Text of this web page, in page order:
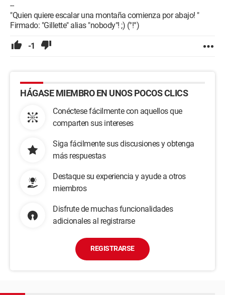
--
"Quien quiere escalar una montaña comienza por abajo! "
Firmado: "Gillette" alias "nobody"! ;) (°!°)
-1
HÁGASE MIEMBRO EN UNOS POCOS CLICS
Conéctese fácilmente con aquellos que
comparten sus intereses
Siga fácilmente sus discusiones y obtenga
más respuestas
Destaque su experiencia y ayude a otros
miembros
Disfrute de muchas funcionalidades
adicionales al registrarse
REGISTRARSE